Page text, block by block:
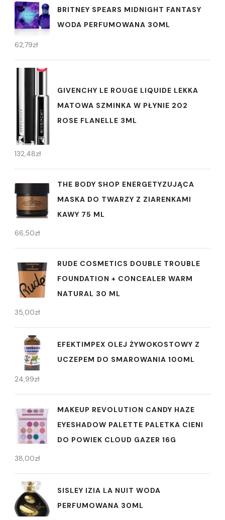
BRITNEY SPEARS MIDNIGHT FANTASY
WODA PERFUMOWANA 30ML
62,79zł
GIVENCHY LE ROUGE LIQUIDE LEKKA
MATOWA SZMINKA W PŁYNIE 202
ROSE FLANELLE 3ML
132,48zł
THE BODY SHOP ENERGETYZUJĄCA
MASKA DO TWARZY Z ZIARENKAMI
KAWY 75 ML
66,50zł
RUDE COSMETICS DOUBLE TROUBLE
FOUNDATION + CONCEALER WARM
NATURAL 30 ML
35,00zł
EFEKTIMPEX OLEJ ŻYWOKOSTOWY Z
UCZEPEM DO SMAROWANIA 100ML
24,99zł
MAKEUP REVOLUTION CANDY HAZE
EYESHADOW PALETTE PALETKA CIENI
DO POWIEK CLOUD GAZER 16G
38,00zł
SISLEY IZIA LA NUIT WODA
PERFUMOWANA 30ML